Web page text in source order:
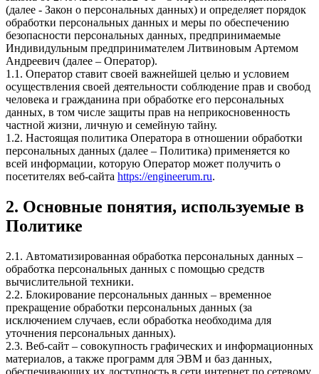
(далее - Закон о персональных данных) и определяет порядок
обработки персональных данных и меры по обеспечению
безопасности персональных данных, предпринимаемые
Индивидульным предпринимателем Литвиновым Артемом
Андреевич (далее – Оператор).
1.1. Оператор ставит своей важнейшей целью и условием
осуществления своей деятельности соблюдение прав и свобод
человека и гражданина при обработке его персональных
данных, в том числе защиты прав на неприкосновенность
частной жизни, личную и семейную тайну.
1.2. Настоящая политика Оператора в отношении обработки
персональных данных (далее – Политика) применяется ко
всей информации, которую Оператор может получить о
посетителях веб-сайта https://engineerum.ru.
2. Основные понятия, используемые в
Политике
2.1. Автоматизированная обработка персональных данных –
обработка персональных данных с помощью средств
вычислительной техники.
2.2. Блокирование персональных данных – временное
прекращение обработки персональных данных (за
исключением случаев, если обработка необходима для
уточнения персональных данных).
2.3. Веб-сайт – совокупность графических и информационных
материалов, а также программ для ЭВМ и баз данных,
обеспечивающих их доступность в сети интернет по сетевому